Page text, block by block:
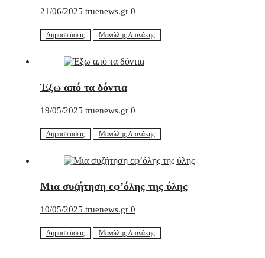
21/06/2025 truenews.gr 0
Δημοσιεύσεις Μανώλης Λιανάκης
Έξω από τα δόντια
19/05/2025 truenews.gr 0
Δημοσιεύσεις Μανώλης Λιανάκης
Μια συζήτηση εφ’όλης της ύλης
10/05/2025 truenews.gr 0
Δημοσιεύσεις Μανώλης Λιανάκης